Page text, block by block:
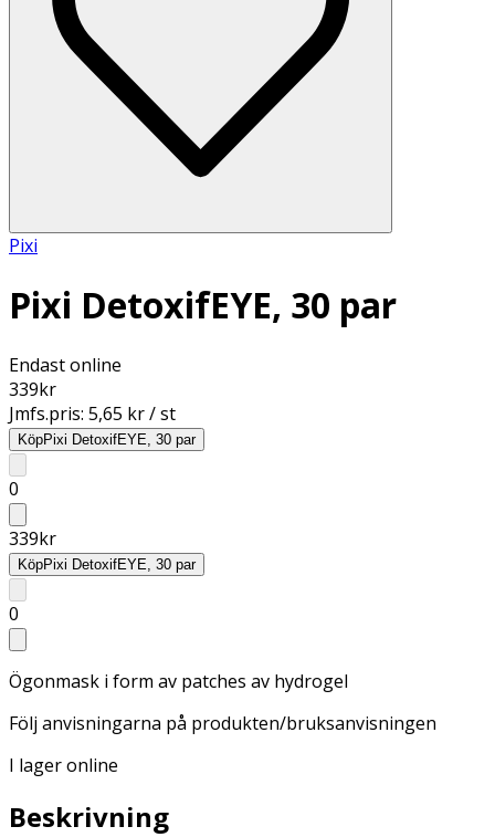
Pixi
Pixi DetoxifEYE, 30 par
Endast online
339kr
Jmfs.pris: 5,65 kr / st
KöpPixi DetoxifEYE, 30 par
0
339kr
KöpPixi DetoxifEYE, 30 par
0
Ögonmask i form av patches av hydrogel
Följ anvisningarna på produkten/bruksanvisningen
I lager online
Beskrivning